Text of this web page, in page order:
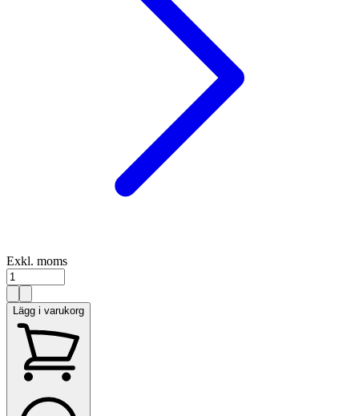
Exkl. moms
Lägg i varukorg